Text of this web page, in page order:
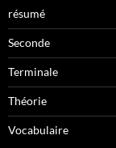
résumé
Seconde
Terminale
Théorie
Vocabulaire